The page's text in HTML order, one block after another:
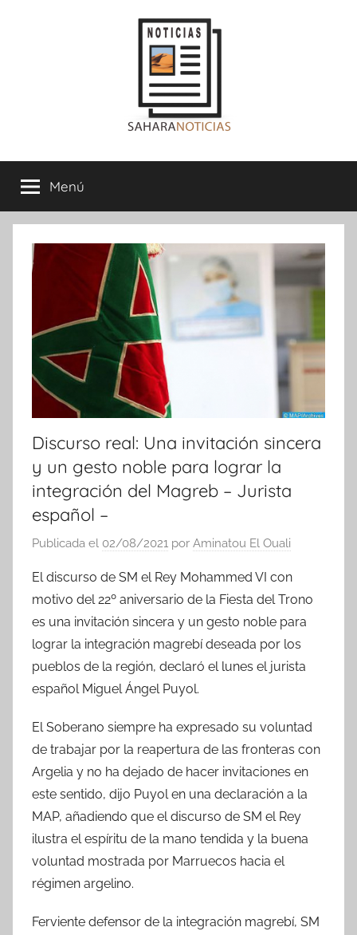
Sahara
Noticias
Menú
Discurso real: Una invitación sincera
y un gesto noble para lograr la
integración del Magreb – Jurista
español –
Publicada el 02/08/2021 por Aminatou El Ouali
El discurso de SM el Rey Mohammed VI con
motivo del 22º aniversario de la Fiesta del Trono
es una invitación sincera y un gesto noble para
lograr la integración magrebí deseada por los
pueblos de la región, declaró el lunes el jurista
español Miguel Ángel Puyol.
El Soberano siempre ha expresado su voluntad
de trabajar por la reapertura de las fronteras con
Argelia y no ha dejado de hacer invitaciones en
este sentido, dijo Puyol en una declaración a la
MAP, añadiendo que el discurso de SM el Rey
ilustra el espíritu de la mano tendida y la buena
voluntad mostrada por Marruecos hacia el
régimen argelino.
Ferviente defensor de la integración magrebí, SM